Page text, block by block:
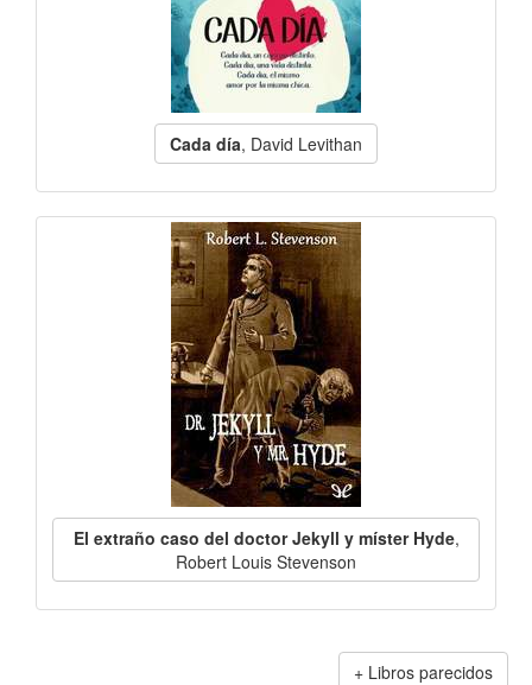
Cada día, David Levithan
El extraño caso del doctor Jekyll y míster Hyde,
Robert Louis Stevenson
Libros parecidos